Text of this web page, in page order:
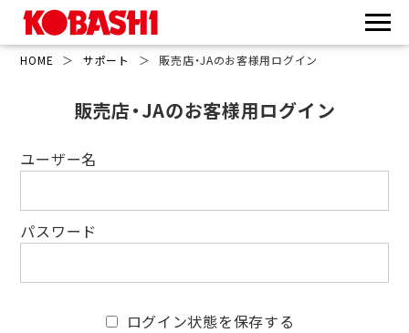
HOME ＞ サポート ＞ 販売店・JAのお客様用ログイン
販売店・JAのお客様用ログイン
ユーザー名
パスワード
ログイン状態を保存する